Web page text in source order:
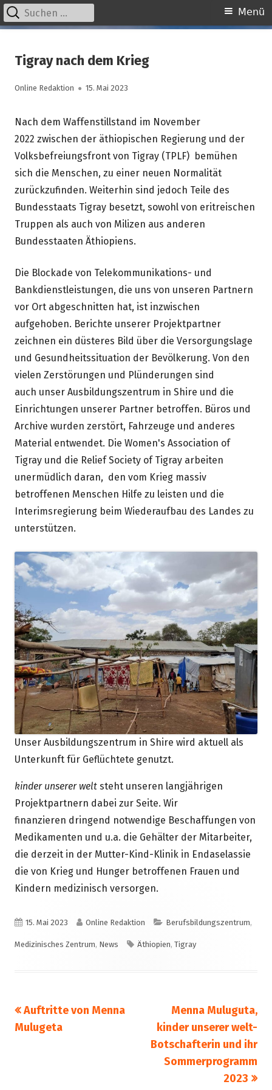
zum
Primäres
Menü
Suchen
nach:
Tigray nach dem Krieg
Autor
Online Redaktion Veröffentlicht
15. Mai 2023
Nach dem Waffenstillstand im November
2022 zwischen der äthiopischen Regierung und der
Volksbefreiungsfront von Tigray (TPLF) bemühen
sich die Menschen, zu einer neuen Normalität
zurückzufinden. Weiterhin sind jedoch Teile des
Bundesstaats Tigray besetzt, sowohl von eritreischen
Truppen als auch von Milizen aus anderen
Bundesstaaten Äthiopiens.
Die Blockade von Telekommunikations- und
Bankdienstleistungen, die uns von unseren Partnern
vor Ort abgeschnitten hat, ist inzwischen
aufgehoben. Berichte unserer Projektpartner
zeichnen ein düsteres Bild über die Versorgungslage
und Gesundheitssituation der Bevölkerung. Von den
vielen Zerstörungen und Plünderungen sind
auch unser Ausbildungszentrum in Shire und die
Einrichtungen unserer Partner betroffen. Büros und
Archive wurden zerstört, Fahrzeuge und anderes
Material entwendet. Die Women's Association of
Tigray und die Relief Society of Tigray arbeiten
unermüdlich daran, den vom Krieg massiv
betroffenen Menschen Hilfe zu leisten und die
Interimsregierung beim Wiederaufbau des Landes zu
unterstützen.
Unser Ausbildungszentrum in Shire wird aktuell als
Unterkunft für Geflüchtete genutzt.
kinder unserer welt steht unseren langjährigen
Projektpartnern dabei zur Seite. Wir
finanzieren dringend notwendige Beschaffungen von
Medikamenten und u.a. die Gehälter der Mitarbeiter,
die derzeit in der Mutter-Kind-Klinik in Endaselassie
die von Krieg und Hunger betroffenen Frauen und
Kindern medizinisch versorgen.
Veröffentlicht
am
15. Mai 2023 Autor
Online Redaktion Kategorien
Berufsbildungszentrum,
Medizinisches Zentrum, News Schlagwörter
Äthiopien, Tigray
Beitragsnavigation
Vorheriger
Beitrag:
Auftritte von Menna
Mulugeta
Nächster
Beitrag
Menna Muluguta,
kinder unserer welt-
Botschafterin und ihr
Sommerprogramm
2023